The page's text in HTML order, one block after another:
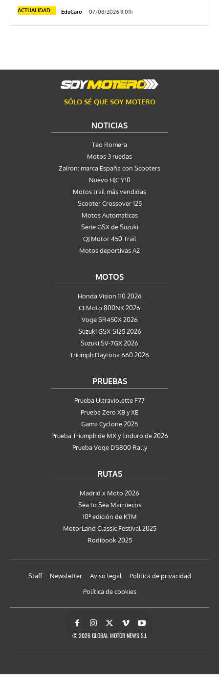
ACTUALIDAD EduCaro - 07/08/2026 11:01h
SÓLO SÉ QUE SOY MOTERO
NOTICIAS
Teo Romera
Motos 3 ruedas
Zairon: marca España con Scooters
Nuevo HJC Y10
Motos trail más vendidas
Scooter Crossover 125
Motos Automaticas
Serie GSX de Suzuki
QJ Motor 450 Trail
Motos deportivas A2
MOTOS
Honda Vision 110 2026
CFMoto 800NK 2026
Voge SR450X 2026
Suzuki GSX-S125 2026
Suzuki SV-7GX 2026
Triumph Daytona 660 2026
PRUEBAS
Prueba Ultraviolette F77
Prueba Zero XB y XE
Gama Cyclone 2025
Prueba Triumph de MX y Enduro de 2026
Prueba Voge DS800 Rally
RUTAS
Madrid x Moto 2026
Sea to Sea Marruecos
10ª edición de KTM
MotorLand Classic Festival 2025
Rodibook 2025
Staff Newsletter Aviso legal
Política de privacidad
Política de cookies
© 2026 GLOBAL MOTOR NEWS S.L